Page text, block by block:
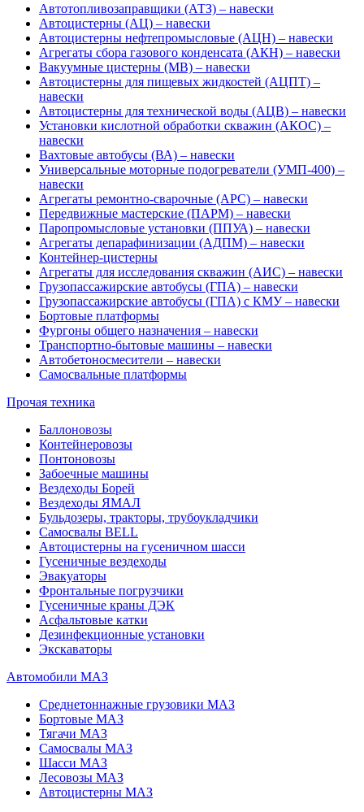
Автотопливозаправщики (АТЗ) – навески
Автоцистерны (АЦ) – навески
Автоцистерны нефтепромысловые (АЦН) – навески
Агрегаты сбора газового конденсата (АКН) – навески
Вакуумные цистерны (МВ) – навески
Автоцистерны для пищевых жидкостей (АЦПТ) –
навески
Автоцистерны для технической воды (АЦВ) – навески
Установки кислотной обработки скважин (АКОС) –
навески
Вахтовые автобусы (ВА) – навески
Универсальные моторные подогреватели (УМП-400) –
навески
Агрегаты ремонтно-сварочные (АРС) – навески
Передвижные мастерские (ПАРМ) – навески
Паропромысловые установки (ППУА) – навески
Агрегаты депарафинизации (АДПМ) – навески
Контейнер-цистерны
Агрегаты для исследования скважин (АИС) – навески
Грузопассажирские автобусы (ГПА) – навески
Грузопассажирские автобусы (ГПА) с КМУ – навески
Бортовые платформы
Фургоны общего назначения – навески
Транспортно-бытовые машины – навески
Автобетоносмесители – навески
Самосвальные платформы
Прочая техника
Баллоновозы
Контейнеровозы
Понтоновозы
Забоечные машины
Вездеходы Борей
Вездеходы ЯМАЛ
Бульдозеры, тракторы, трубоукладчики
Самосвалы BELL
Автоцистерны на гусеничном шасси
Гусеничные вездеходы
Эвакуаторы
Фронтальные погрузчики
Гусеничные краны ДЭК
Асфальтовые катки
Дезинфекционные установки
Экскаваторы
Автомобили МАЗ
Среднетоннажные грузовики МАЗ
Бортовые МАЗ
Тягачи МАЗ
Самосвалы МАЗ
Шасси МАЗ
Лесовозы МАЗ
Автоцистерны МАЗ